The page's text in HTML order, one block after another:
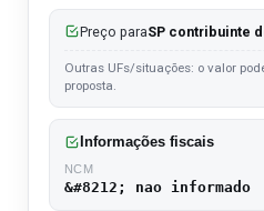
Preço paraSP contribuinte
Outras UFs/situações: o valor
proposta.
Informações fiscais
NCM
&#8212; nao informado